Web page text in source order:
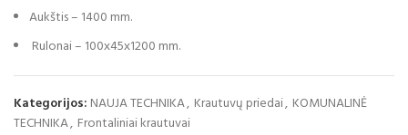
Aukštis – 1400 mm.
Rulonai – 100х45х1200 mm.
Kategorijos: NAUJA TECHNIKA, Krautuvų priedai, KOMUNALINĖ
TECHNIKA, Frontaliniai krautuvai